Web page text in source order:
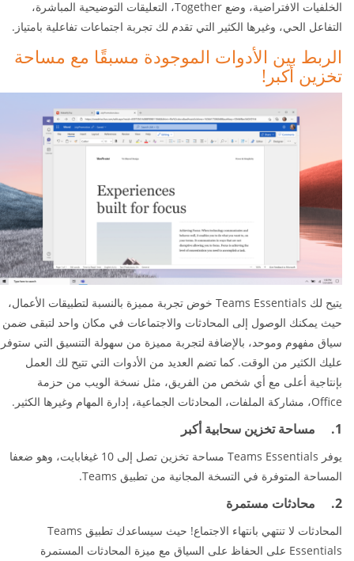
الخلفيات الافتراضية، وضع Together، التعليقات التوضيحية المباشرة،
التفاعل الحي، وغيرها الكثير التي تقدم لك تجربة اجتماعات تفاعلية بامتياز.
الربط بين الأدوات الموجودة مسبقًا مع مساحة
تخزين أكبر!
يتيح لك Teams Essentials خوض تجربة مميزة بالنسبة لتطبيقات الأعمال،
حيث يمكنك الوصول إلى المحادثات والاجتماعات في مكان واحد لتبقى ضمن
سياق مفهوم وموحد، بالإضافة لتجربة مميزة من سهولة التنسيق التي ستوفر
عليك الكثير من الوقت. كما تضم العديد من الأدوات التي تتيح لك العمل
بإنتاجية أعلى مع أي شخص من الفريق، مثل نسخة الويب من حزمة
Office، مشاركة الملفات، المحادثات الجماعية، إدارة المهام وغيرها الكثير.
1. مساحة تخزين سحابية أكبر
يوفر Teams Essentials مساحة تخزين تصل إلى 10 غيغابايت، وهو ضعفا
المساحة المتوفرة في التسخة المجانية من تطبيق Teams.
2. محادثات مستمرة
المحادثات لا تنتهي بانتهاء الاجتماع! حيث سيساعدك تطبيق Teams
Essentials على الحفاظ على السياق مع ميزة المحادثات المستمرة